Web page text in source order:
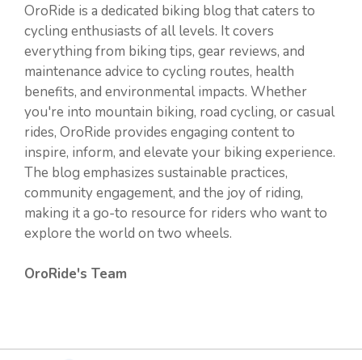
OroRide is a dedicated biking blog that caters to
cycling enthusiasts of all levels. It covers
everything from biking tips, gear reviews, and
maintenance advice to cycling routes, health
benefits, and environmental impacts. Whether
you're into mountain biking, road cycling, or casual
rides, OroRide provides engaging content to
inspire, inform, and elevate your biking experience.
The blog emphasizes sustainable practices,
community engagement, and the joy of riding,
making it a go-to resource for riders who want to
explore the world on two wheels.
OroRide's Team